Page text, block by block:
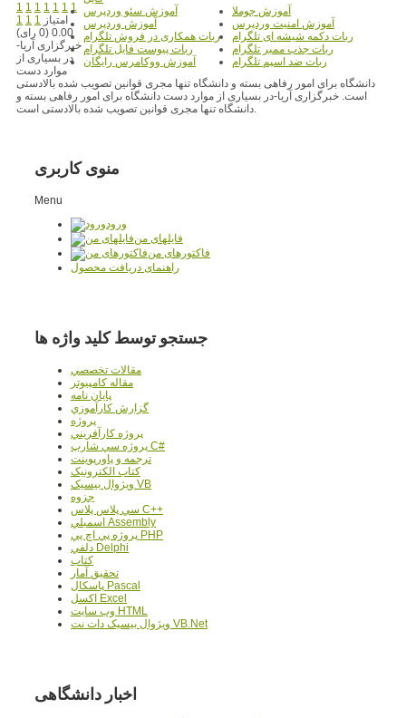
آموزش جوملا
آموزش سئو وردپرس
آموزش امنیت وردپرس
آموزش وردپرس
ربات دکمه شیشه ای تلگرام
ربات همکاری در فروش تلگرام
ربات جذب ممبر تلگرام
ربات پیوست فایل تلگرام
ربات ضد اسپم تلگرام
آموزش ووکامرس رایگان
1 1 1 1 1 1 1
1 1 1 امتیاز
0.00 (0 رای)
خبرگزاری آریا-
در بسیاری از
موارد دست
دانشگاه برای امور رفاهی بسته و دانشگاه تنها مجری قوانین تصویب شده بالادستی
است. خبرگزاری آریا-در بسیاری از موارد دست دانشگاه برای امور رفاهی بسته و
دانشگاه تنها مجری قوانین تصویب شده بالادستی است.
منوی کاربری
Menu
ورود
فایلهای من
فاکتورهای من
راهنمای دریافت محصول
جستجو توسط کلید واژه ها
مقالات تخصصي
مقاله کامپیوتر
پایان نامه
گزارش کارآموزي
پروژه
پروژه کارآفريني
پروژه سي شارپ C#
ترجمه و پاورپوينت
کتاب الکترونيک
ويژوال بيسيک VB
جزوه
سي پلاس پلاس C++
اسمبلي Assembly
پروژه پي اچ پي PHP
دلفي Delphi
کتاب
تحقيق آمار
پاسکال Pascal
اکسل Excel
وب سايت HTML
ويژوال بيسيک دات نت VB.Net
اخبار دانشگاهی